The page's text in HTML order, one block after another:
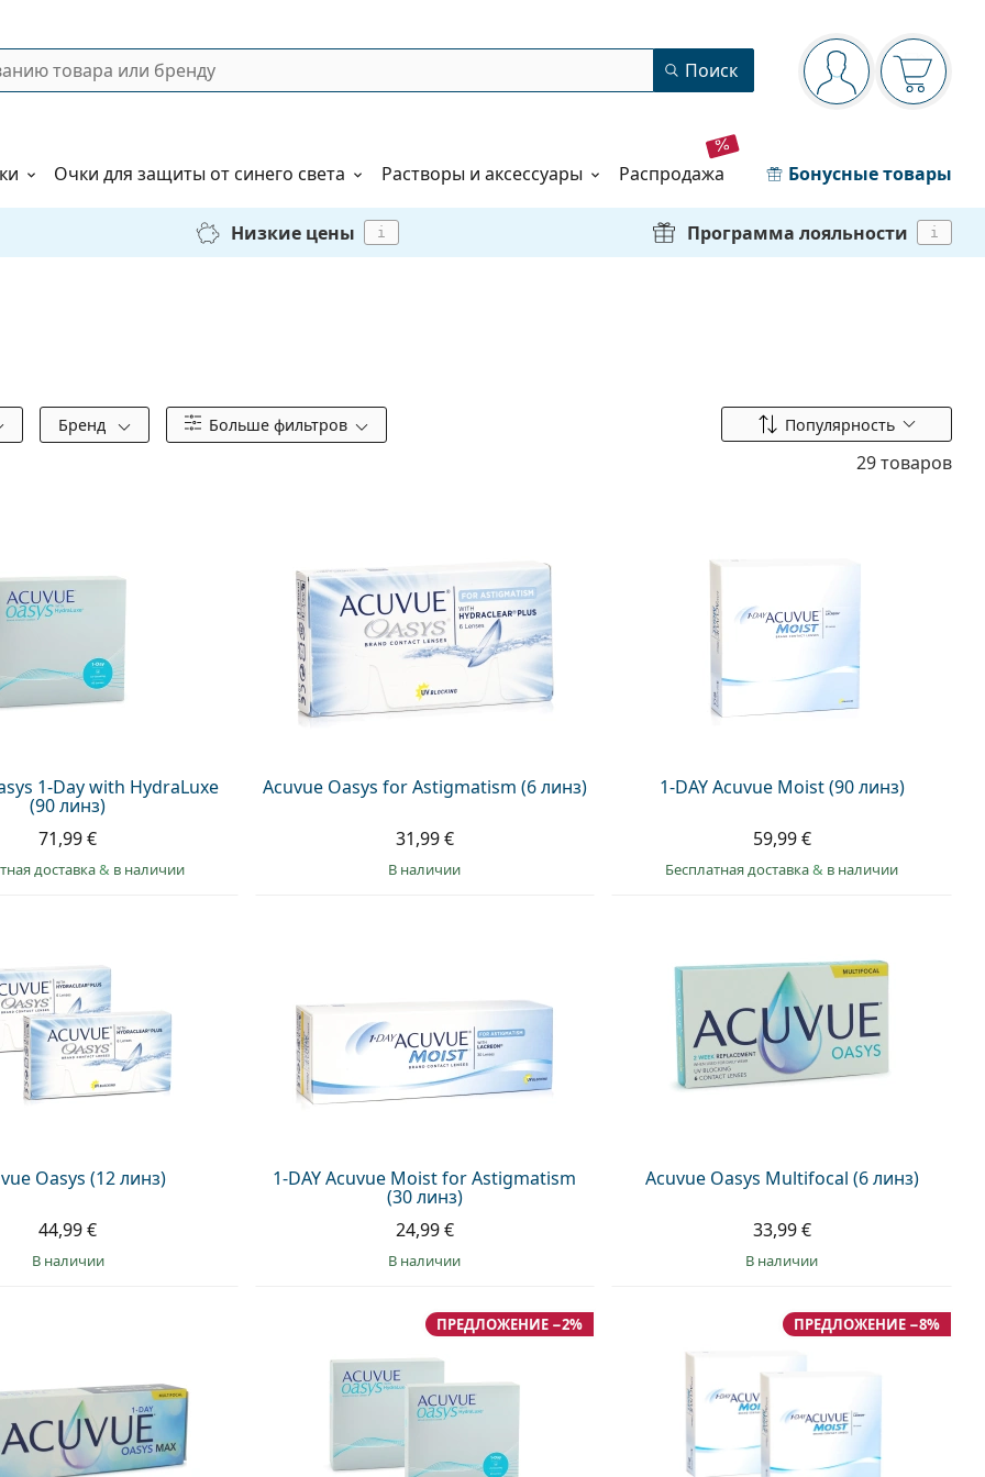
Панель навигации
Вы вошли вВаша
Поиск
Очки для защиты от синего света Растворы и аксессуары распродажа Бонусные товары
Низкие цены i Программа лояльности i
Бренд Больше фильтров Сортировать по
Популярность
29 товаров
1-Day with HydraLuxe
(90 линз)
71,99 €
доставка& в наличии
Acuvue Oasys for Astigmatism (6 линз)
31,99 €
в наличии
1-DAY Acuvue Moist (90 линз)
59,99 €
Бесплатная доставка& в наличии
Oasys (12 линз)
44,99 €
в наличии
1-DAY Acuvue Moist for Astigmatism
(30 линз)
24,99 €
в наличии
Acuvue Oasys Multifocal (6 линз)
33,99 €
в наличии
ПРЕДЛОЖЕНИЕ −2% ПРЕДЛОЖЕНИЕ −8%